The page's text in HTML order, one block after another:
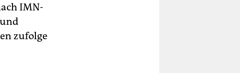
IMN-
zufolge